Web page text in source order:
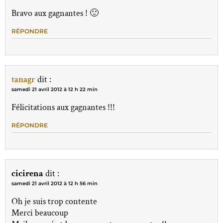
Bravo aux gagnantes ! 🙂
RÉPONDRE
tanagr dit :
samedi 21 avril 2012 à 12 h 22 min
Félicitations aux gagnantes !!!
RÉPONDRE
cicirena dit :
samedi 21 avril 2012 à 12 h 56 min
Oh je suis trop contente
Merci beaucoup